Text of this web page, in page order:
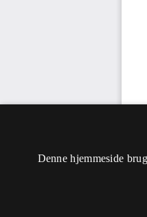
Denne hjemmeside